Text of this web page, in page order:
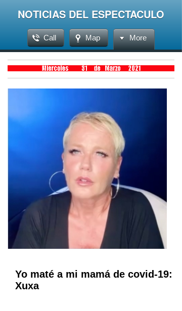
NOTICIAS DEL ESPECTACULO
Call Map More
Yo maté a mi mamá de covid-19:
Xuxa